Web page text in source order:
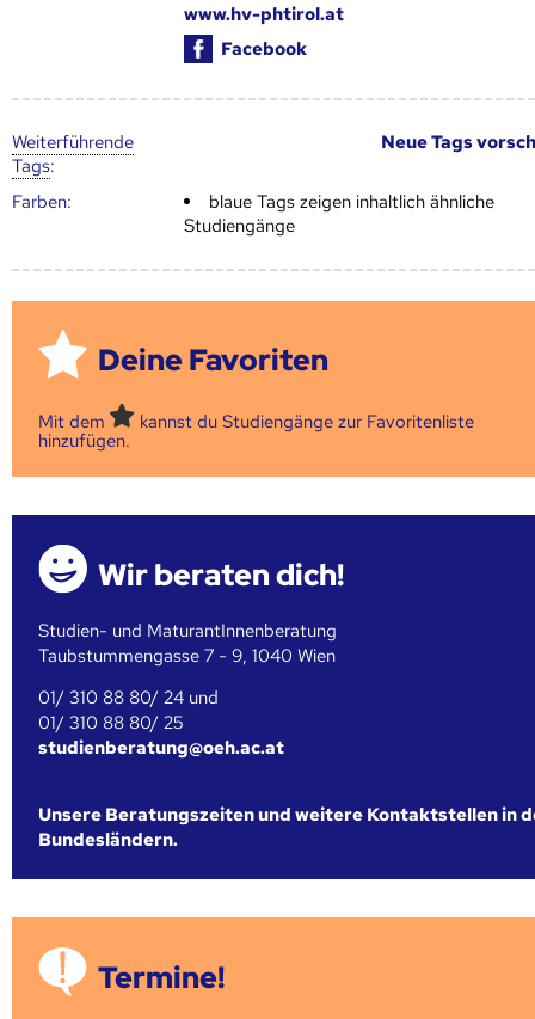
www.hv-phtirol.at
Facebook
Weiter­führende
Tags:
Neue Tags
Farben:
blaue Tags zeigen inhaltlich ähnliche
Studiengänge
Deine Favoriten
Mit dem
kannst du Studiengänge zur Favoritenliste
hinzufügen.
Wir beraten dich!
Studien- und MaturantInnenberatung
Taubstummengasse 7 - 9, 1040 Wien
01/ 310 88 80/ 24 und
01/ 310 88 80/ 25
studienberatung@oeh.ac.at
Unsere Beratungszeiten und weitere Kontaktstellen in
Bundesländern.
Termine!